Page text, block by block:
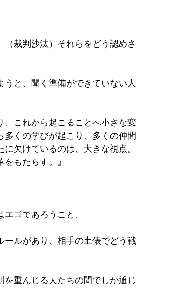
裁判沙汰）それらをどう認めさ
うと、聞く準備ができていない人
、これから起こることへ小さな変
くの学びが起こり、多くの仲間
欠けているのは、大きな視点。
もたらす。』
ゴであろうこと、
ルがあり、相手の土俵でどう戦
重んじる人たちの間でしか通じ